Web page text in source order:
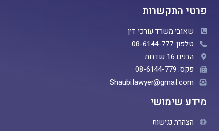
פרטי התקשרות
שאובי משרד עורכי דין
טלפון: 08-6144-777
הבנים 16 שדרות
פקס: 08-6144-779
Shaubi.lawyer@gmail.com
מידע שימושי
הצהרת נגישות